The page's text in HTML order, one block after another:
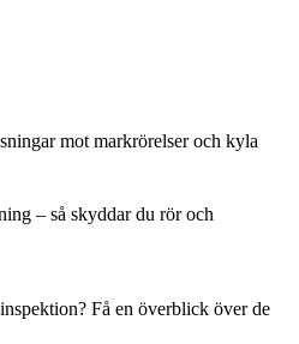
mot markrörelser och kyla
– så skyddar du rör och
Få en överblick över de